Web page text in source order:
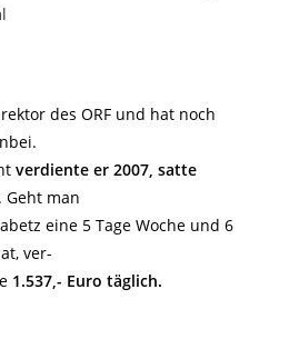
des ORF und hat noch
verdiente er 2007, satte
. Geht man
eine 5 Tage Woche und 6
ver-
1.537,- Euro täglich.